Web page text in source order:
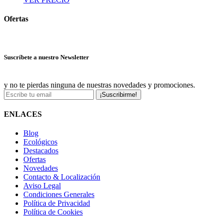
Ofertas
Suscríbete a nuestro Newsletter
y no te pierdas ninguna de nuestras novedades y promociones.
¡Suscribirme!
ENLACES
Blog
Ecológicos
Destacados
Ofertas
Novedades
Contacto & Localización
Aviso Legal
Condiciones Generales
Política de Privacidad
Política de Cookies